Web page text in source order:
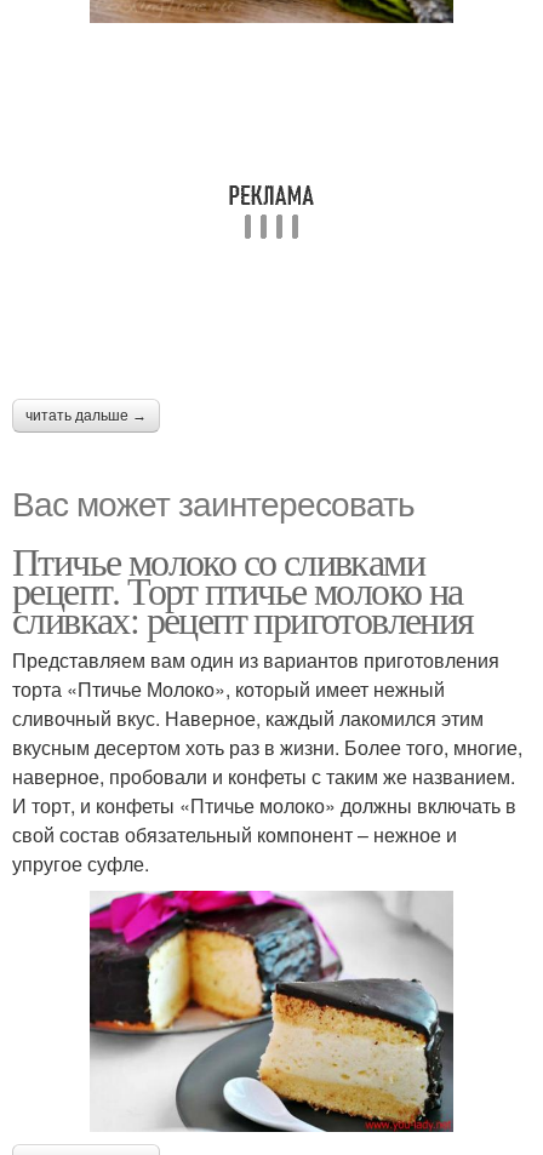
читать дальше →
Вас может заинтересовать
Птичье молоко со сливками
рецепт. Торт птичье молоко на
сливках: рецепт приготовления
Представляем вам один из вариантов приготовления
торта «Птичье Молоко», который имеет нежный
сливочный вкус. Наверное, каждый лакомился этим
вкусным десертом хоть раз в жизни. Более того, многие,
наверное, пробовали и конфеты с таким же названием.
И торт, и конфеты «Птичье молоко» должны включать в
свой состав обязательный компонент – нежное и
упругое суфле.